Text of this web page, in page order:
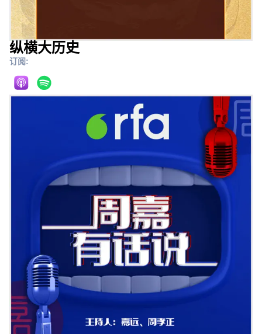
纵横大历史
订阅: